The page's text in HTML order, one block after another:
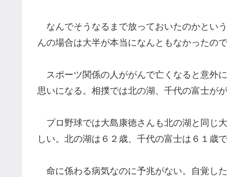
なんでそうなるまで放っておいたのかとい
んの場合は大半が本当になんともなかったの
スポーツ関係の人ががんで亡くなると意外
思いになる。相撲では北の湖、千代の富士が
プロ野球では大島康徳さんも北の湖と同じ
しい。北の湖は６２歳、千代の富士は６１歳
命に係わる病気なのに予兆がない。自覚し